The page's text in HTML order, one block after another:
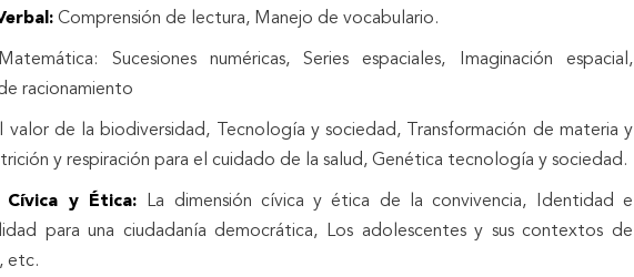
Comprensión de lectura, Manejo de vocabulario.
Sucesiones numéricas, Series espaciales, Imaginación espacial,
racionamiento
valor de la biodiversidad, Tecnología y sociedad, Transformación de materia y
y respiración para el cuidado de la salud, Genética tecnología y sociedad.
Cívica y Ética:
La dimensión cívica y ética de la convivencia, Identidad e
para una ciudadanía democrática, Los adolescentes y sus contextos de
etc.